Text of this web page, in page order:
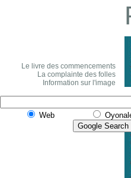
Le livre des commencements
La complainte des folles
Information sur l'image
Web